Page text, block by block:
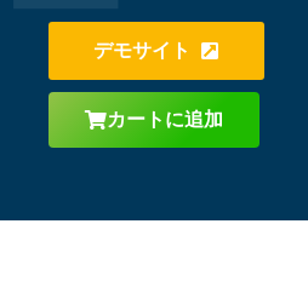
デモサイト
カートに追加